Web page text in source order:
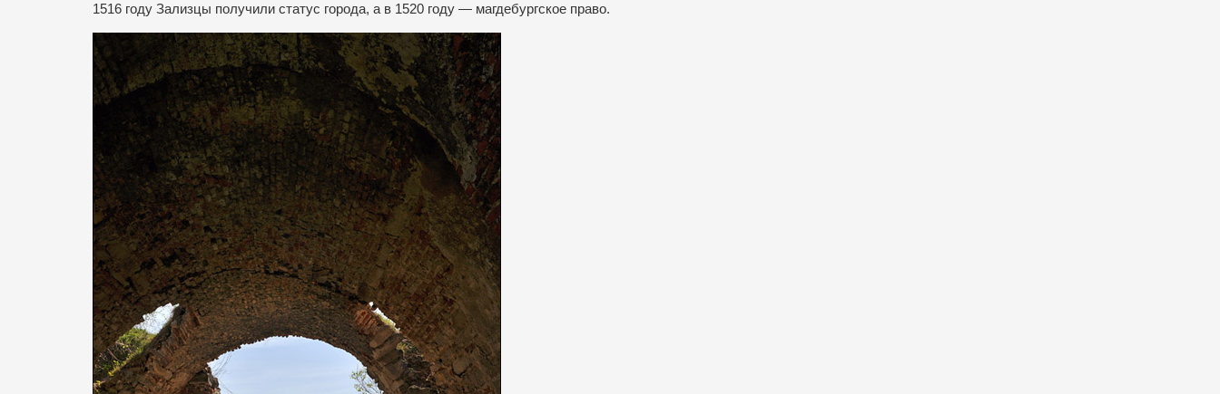
1516 году Зализцы получили статус города, а в 1520 году — магдебургское право.